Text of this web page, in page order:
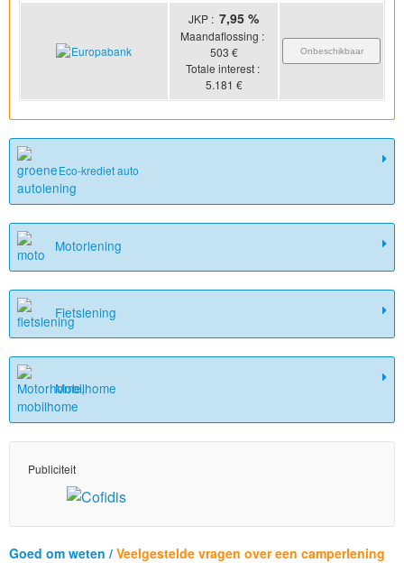
JKP : 7,95 %
Maandaflossing :
503 €
Totale interest :
5.181 €
Onbeschikbaar
Eco-krediet auto
Motorlening
Fietslening
Mobilhome
Publiciteit
Goed om weten / Veelgestelde vragen over een camperlening